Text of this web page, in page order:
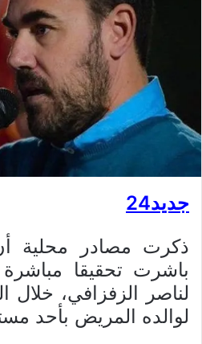
جديد24
ذكرت مصادر محلية أن
باشرت تحقيقا
لناصر الزفزافي، خلال
لوالده المريض بأحد